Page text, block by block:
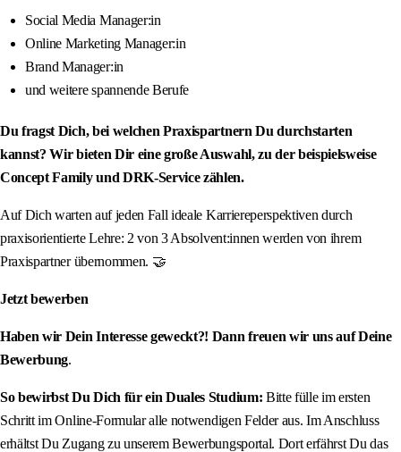
Social Media Manager:in
Online Marketing Manager:in
Brand Manager:in
und weitere spannende Berufe
Du fragst Dich, bei welchen Praxispartnern Du durchstarten
kannst? Wir bieten Dir eine große Auswahl, zu der beispielsweise
Concept Family und DRK-Service zählen.
Auf Dich warten auf jeden Fall ideale Karriereperspektiven durch
praxisorientierte Lehre: 2 von 3 Absolvent:innen werden von ihrem
Praxispartner übernommen. 🤝
Jetzt bewerben
Haben wir Dein Interesse geweckt?! Dann freuen wir uns auf Deine
Bewerbung.
So bewirbst Du Dich für ein Duales Studium: Bitte fülle im ersten
Schritt im Online-Formular alle notwendigen Felder aus. Im Anschluss
erhältst Du Zugang zu unserem Bewerbungsportal. Dort erfährst Du das